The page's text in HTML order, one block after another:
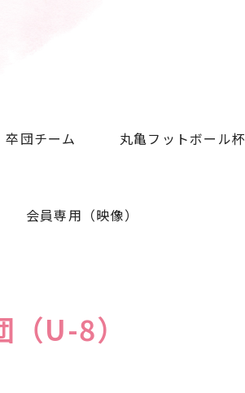
卒団チーム 丸亀フットボール杯
会員専用（映像）
U-8）